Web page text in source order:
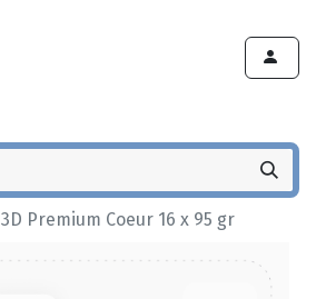
3D Premium Coeur 16 x 95 gr